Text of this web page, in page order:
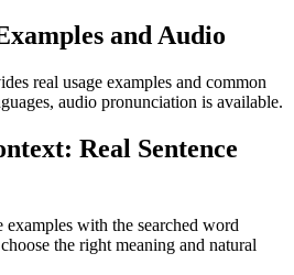
and Audio
real usage examples and common
audio pronunciation is available.
Real Sentence
with the searched word
the right meaning and natural